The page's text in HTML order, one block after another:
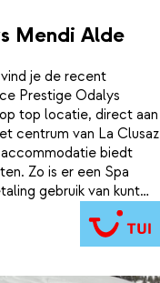
Mendi Alde
je de recent
Prestige Odalys
top locatie, direct aan
centrum van La Clusaz
biedt
Zo is er een Spa
gebruik van kunt